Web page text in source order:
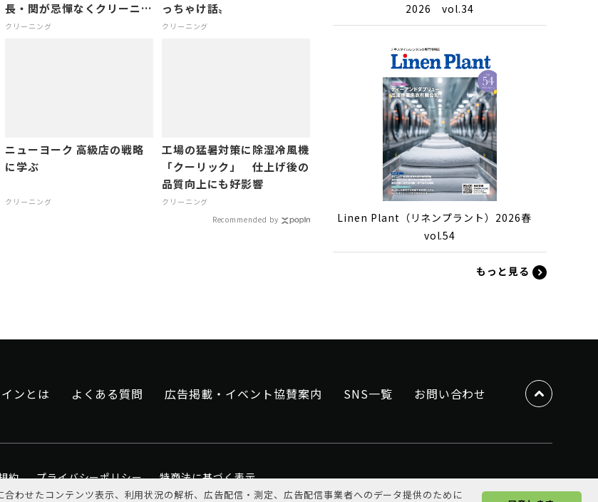
わせたコンテンツ表示、利用状況の解析、広告配信・測定、広告配信事業者へのデータ提供のために
長・関が忌憚なくクリーニン
グ業界にメスを入れる‼
クリーニング
っちゃけ話〟
クリーニング
ニューヨーク 高級店の戦略
に学ぶ
クリーニング
工場の猛暑対策に除湿冷風機
「クーリック」 仕上げ後の
品質向上にも好影響
クリーニング
Recommended by
2026 vol.34
Linen Plant（リネンプラント）2026春
vol.54
もっと見る
ンとは よくある質問 広告掲載・イベント協賛案内 SNS一覧 お問い合わせ
約 プライバシーポリシー 特商法に基づく表示